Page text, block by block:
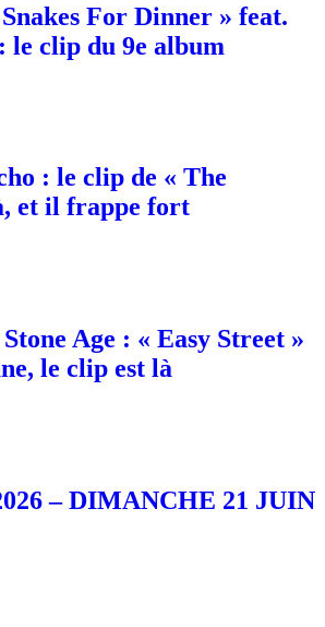
For Dinner » feat.
le clip du 9e album
: le clip de « The
et il frappe fort
Age : « Easy Street »
le clip est là
– DIMANCHE 21 JUIN